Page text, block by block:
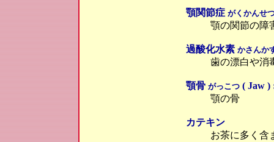
顎関節症 がくかんせ
顎の関節の障
過酸化水素 かさんか
歯の漂白や消
顎骨 がっこつ ( Jaw )
顎の骨
カテキン
お茶に多く含